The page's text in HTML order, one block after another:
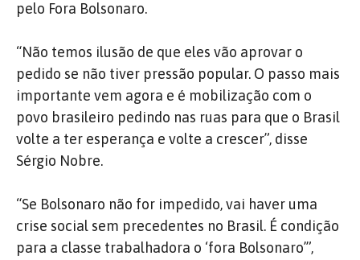
pelo Fora Bolsonaro.
“Não temos ilusão de que eles vão aprovar o
pedido se não tiver pressão popular. O passo mais
importante vem agora e é mobilização com o
povo brasileiro pedindo nas ruas para que o Brasil
volte a ter esperança e volte a crescer”, disse
Sérgio Nobre.
“Se Bolsonaro não for impedido, vai haver uma
crise social sem precedentes no Brasil. É condição
para a classe trabalhadora o ‘fora Bolsonaro’”,